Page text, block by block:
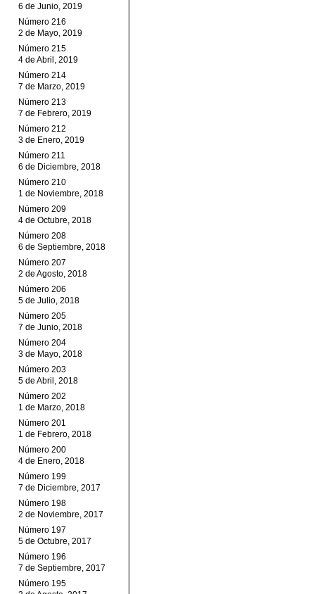
6 de Junio, 2019
Número 216
2 de Mayo, 2019
Número 215
4 de Abril, 2019
Número 214
7 de Marzo, 2019
Número 213
7 de Febrero, 2019
Número 212
3 de Enero, 2019
Número 211
6 de Diciembre, 2018
Número 210
1 de Noviembre, 2018
Número 209
4 de Octubre, 2018
Número 208
6 de Septiembre, 2018
Número 207
2 de Agosto, 2018
Número 206
5 de Julio, 2018
Número 205
7 de Junio, 2018
Número 204
3 de Mayo, 2018
Número 203
5 de Abril, 2018
Número 202
1 de Marzo, 2018
Número 201
1 de Febrero, 2018
Número 200
4 de Enero, 2018
Número 199
7 de Diciembre, 2017
Número 198
2 de Noviembre, 2017
Número 197
5 de Octubre, 2017
Número 196
7 de Septiembre, 2017
Número 195